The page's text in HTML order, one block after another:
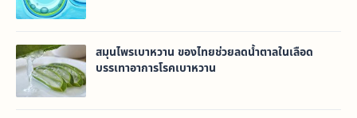
สมุนไพรเบาหวาน ของไทยช่วยลดน้ำตาลในเลือด
บรรเทาอาการโรคเบาหวาน